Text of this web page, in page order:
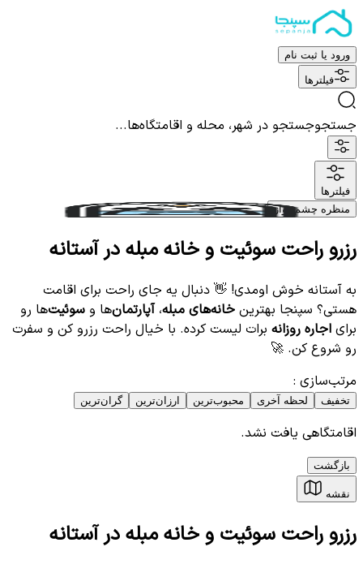
ورود یا ثبت نام
فیلترها
جستجوجستجو در شهر، محله و اقامتگاه‌ها...
فیلترها
منظره چشم نواز
رزرو راحت سوئیت و خانه مبله در آستانه
به آستانه خوش اومدی! 👋 دنبال یه جای راحت برای اقامت
هستی؟ سپنجا بهترین خانه‌های مبله،آپارتمان‌ها و سوئیت‌ها رو
برای اجاره روزانه برات لیست کرده. با خیال راحت رزرو کن و سفرت
رو شروع کن. 🚀
مرتب‌سازی :
تخفیف لحظه آخری محبوب‌ترین ارزان‌ترین گران‌ترین
اقامتگاهی یافت نشد.
بازگشت
نقشه
رزرو راحت سوئیت و خانه مبله در آستانه